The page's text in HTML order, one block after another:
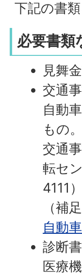
下記の書
必要書類
見舞
交通
自動
もの。
交通
転セ
4111）
（補
自動
診断書
医療